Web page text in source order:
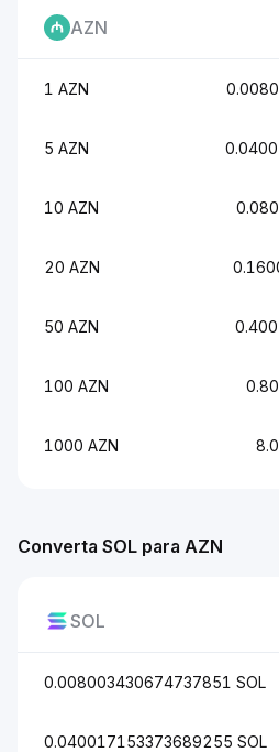
Converta SOL para AZN
SOL
0.008003430674737851 SOL
0.040017153373689255 SOL
AZN
1 AZN
5 AZN
10 AZN
20 AZN
50 AZN
100 AZN
1000 AZN